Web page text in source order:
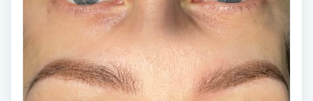
Dermapen
Diamantslipning